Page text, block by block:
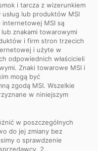
i tarcza z wizerunkiem
lub produktów MSI
MSI są
znakami towarowymi
i firm stron trzecich
i użyte w
odpowiednich właścicieli
Znaki towarowe MSI i
mogą być
zgodą MSI. Wszelkie
w niniejszym
w poszczególnych
do jej zmiany bez
o sprawdzenie
2.